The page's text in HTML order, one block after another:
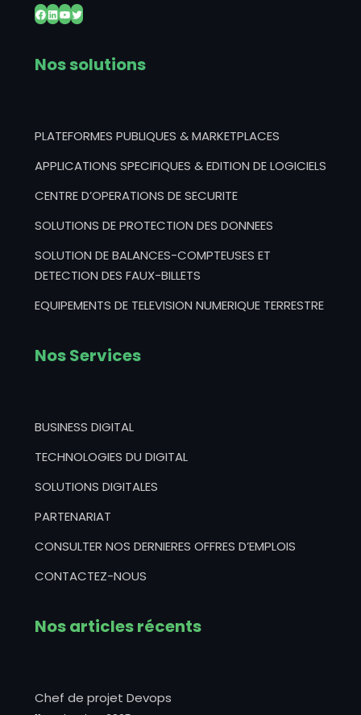
Facebook
LinkedIn
YouTube
Twitter
Nos solutions
PLATEFORMES PUBLIQUES & MARKETPLACES
APPLICATIONS SPECIFIQUES & EDITION DE LOGICIELS
CENTRE D’OPERATIONS DE SECURITE
SOLUTIONS DE PROTECTION DES DONNEES
SOLUTION DE BALANCES-COMPTEUSES ET
DETECTION DES FAUX-BILLETS
EQUIPEMENTS DE TELEVISION NUMERIQUE TERRESTRE
Nos Services
BUSINESS DIGITAL
TECHNOLOGIES DU DIGITAL
SOLUTIONS DIGITALES
PARTENARIAT
CONSULTER NOS DERNIERES OFFRES D’EMPLOIS
CONTACTEZ-NOUS
Nos articles récents
Chef de projet Devops